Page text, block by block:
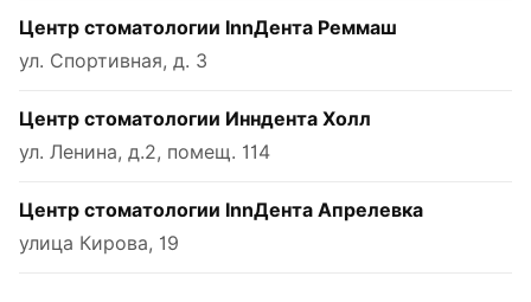
Центр стоматологии InnДента Реммаш
ул. Спортивная, д. 3
Центр стоматологии Инндента Холл
ул. Ленина, д.2, помещ. 114
Центр стоматологии InnДента Апрелевка
улица Кирова, 19